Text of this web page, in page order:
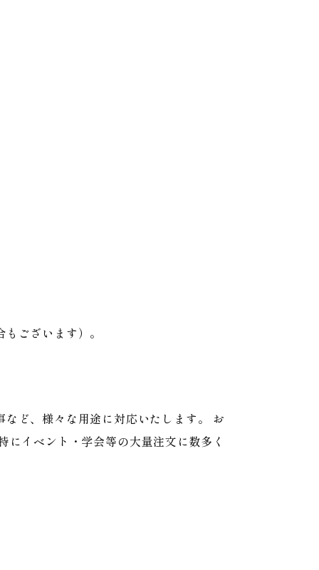
ございます）。
ど、様々な用途に対応いたします。 お
イベント・学会等の大量注文に数多く